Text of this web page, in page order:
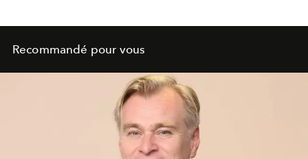
Recommandé pour vous